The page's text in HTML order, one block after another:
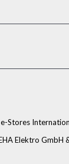
Stores
Elektro GmbH